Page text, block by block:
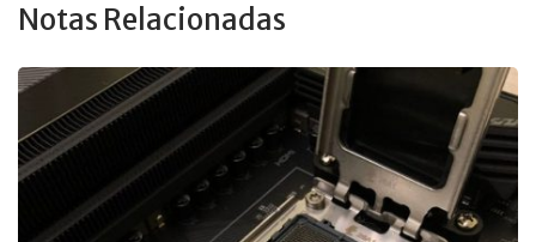
Notas Relacionadas